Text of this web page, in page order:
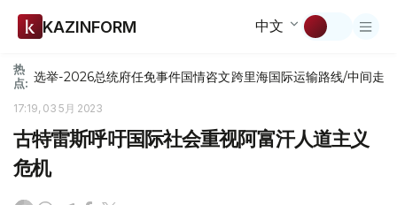
KAZINFORM 中文
热
点: 选举-2026总统府任免事件国情咨文跨里海国际运输路线/中间走廊
17:19, 03 5月 2023
古特雷斯呼吁国际社会重视阿富汗人道主义
危机